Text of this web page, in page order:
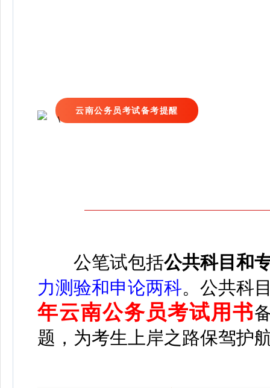
云南公务员考试备考提醒
公笔试包括公共科目和
力测验和申论两科。 公共科
年云南公务员考试用书
题，为考生上岸之路保驾护